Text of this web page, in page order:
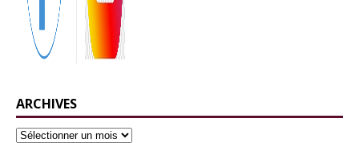
ARCHIVES